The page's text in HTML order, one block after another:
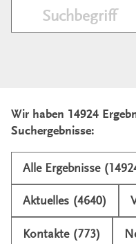
Wir haben 14924
Suchergebnisse:
Alle Ergebnisse
Aktuelles (4640)
Kontakte (773)